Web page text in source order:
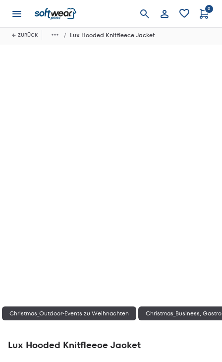
Anmelden
0
ZURÜCK Lux Hooded Knitfleece Jacket
Christmas_Outdoor-Events zu Weihnachten Christmas_Business,
Lux Hooded Knitfleece Jacket